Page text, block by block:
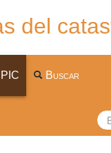
del
Buscar